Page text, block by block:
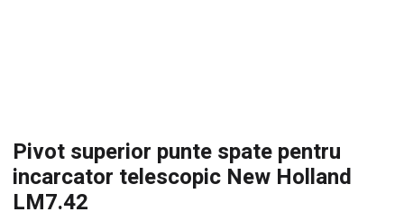
Pivot superior punte spate pentru
incarcator telescopic New Holland
LM7.42